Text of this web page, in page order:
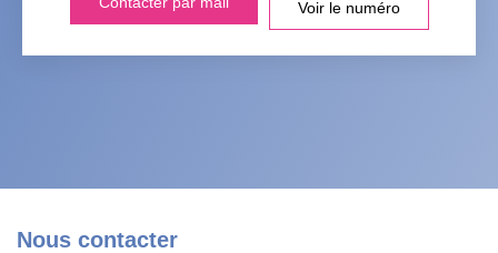
Voir le numéro
Nous contacter